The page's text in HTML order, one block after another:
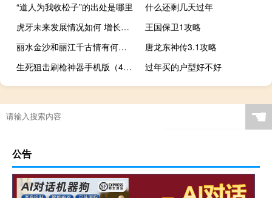
“道人为我收松子”的出处是哪里
什么还剩几天过年
虎牙未来发展情况如何 增长停滞利润难提升什么梗
王国保卫1攻略
丽水金沙和丽江千古情有何区别
唐龙东神传3.1攻略
生死狙击刷枪神器手机版（4399生死狙击刷枪器）
过年买的户型好不好
☚
公告